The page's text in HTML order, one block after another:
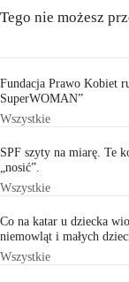
Tego nie możesz
Fundacja Prawo Kobiet
SuperWOMAN”
Wszystkie
SPF szyty na miarę. Te
„nosić”.
Wszystkie
Co na katar u dziecka
niemowląt i małych
Wszystkie